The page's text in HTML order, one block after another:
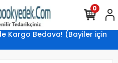
Kargo Bedava! (Bayiler için
0